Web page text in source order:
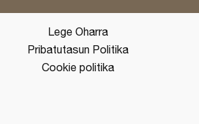
Lege Oharra
Pribatutasun Politika
Cookie politika